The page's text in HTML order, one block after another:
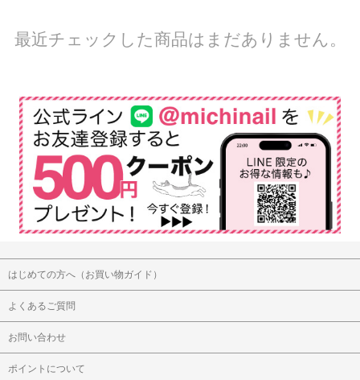
最近チェックした商品はまだありません。
はじめての方へ（お買い物ガイド）
よくあるご質問
お問い合わせ
ポイントについて